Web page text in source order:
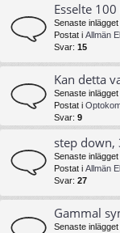
Esselte
Senaste
Postat i Allmän
Svar: 15
Kan detta
Senaste
Postat i
Svar: 9
step down,
Senaste
Postat i Allmän
Svar: 27
Gammal
Senaste